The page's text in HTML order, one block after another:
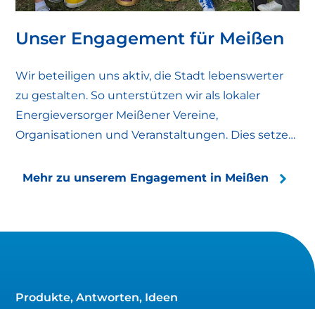
Unser Engagement für Meißen
Wir beteiligen uns aktiv, die Stadt lebenswerter
zu gestalten. So unterstützen wir als lokaler
Energieversorger Meißener Vereine,
Organisationen und Veranstaltungen. Dies setzen
Meißen sowie Sponsoringpartnerschaften und
Mehr zu unserem Engagement in Meißen
Produkte, Antworten, Ideen